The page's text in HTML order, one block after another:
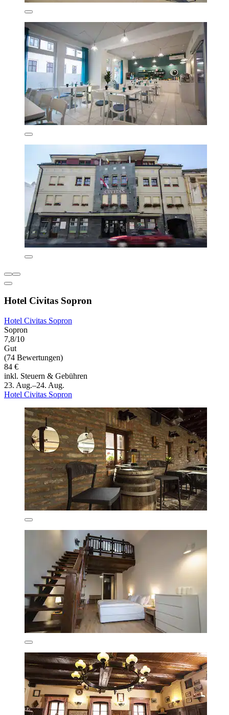
Hotel Civitas Sopron
Hotel Civitas Sopron
Sopron
7,8/10
Gut
(74 Bewertungen)
84 €
inkl. Steuern & Gebühren
23. Aug.–24. Aug.
Hotel Civitas Sopron